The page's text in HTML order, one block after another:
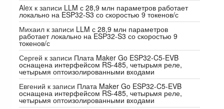
Alex к записи LLM с 28,9 млн параметров работает
локально на ESP32-S3 со скоростью 9 токенов/с
Михаил к записи LLM с 28,9 млн параметров
работает локально на ESP32-S3 со скоростью 9
токенов/с
Сергей к записи Плата Maker Go ESP32-C5-EVB
оснащена интерфейсом RS-485, четырьмя реле,
четырьмя оптоизолированными входами
Евгений к записи Плата Maker Go ESP32-C5-EVB
оснащена интерфейсом RS-485, четырьмя реле,
четырьмя оптоизолированными входами